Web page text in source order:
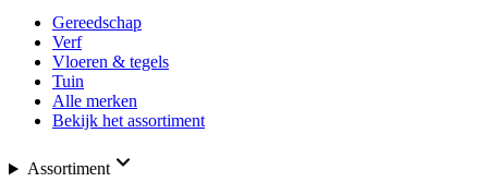
Gereedschap
Verf
Vloeren & tegels
Tuin
Alle merken
Bekijk het assortiment
Assortiment